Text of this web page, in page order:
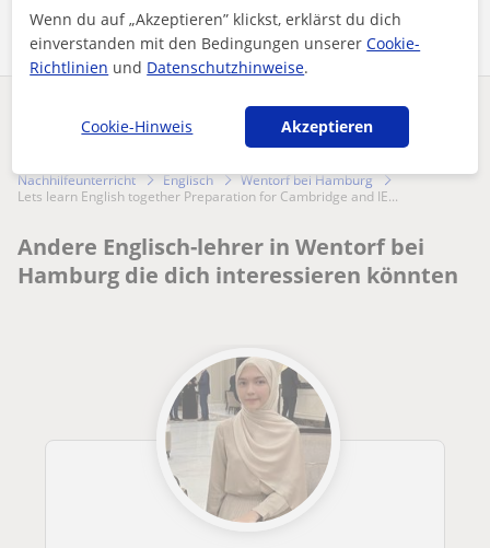
Enthält dieses Profil einen Fehler?Melden
Nachhilfeunterricht Englisch
Wentorf bei Hamburg
Lets learn English together Preparation for Cambridge and IE...
Andere Englisch-lehrer in Wentorf bei
Hamburg die dich interessieren könnten
Wenn du auf „Akzeptieren” klickst, erklärst du dich
einverstanden mit den Bedingungen unsererCookie-
Richtlinien und Datenschutzhinweise.
Cookie-Hinweis Akzeptieren